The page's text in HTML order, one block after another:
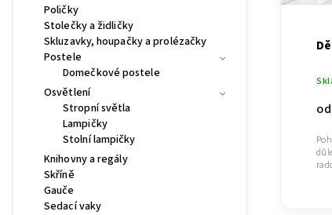
Poličky
Stolečky a židličky
Skluzavky, houpačky a prolézačky
Postele
Domečkové postele
Osvětlení
Stropní světla
Lampičky
Stolní lampičky
Knihovny a regály
Skříně
Gauče
Sedací vaky
od